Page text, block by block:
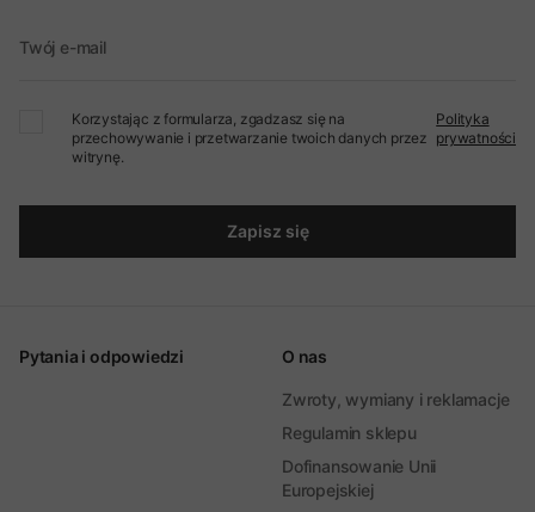
Twój e-mail
Korzystając z formularza, zgadzasz się na
przechowywanie i przetwarzanie twoich danych przez
witrynę.
Polityka
prywatności
Zapisz się
Pytania i odpowiedzi O nas
Zwroty, wymiany i reklamacje
Regulamin sklepu
Dofinansowanie Unii
Europejskiej